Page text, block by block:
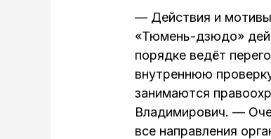
— Действия и
«Тюмень-дзюдо»
порядке ведёт
внутреннюю
занимаются
Владимирович. —
все направления